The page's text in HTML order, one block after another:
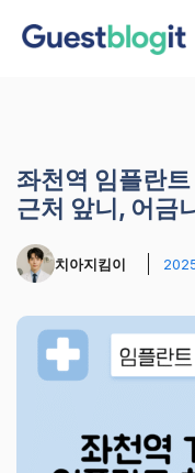
좌천역 임플란
근처 앞니, 어금
치아지킴이